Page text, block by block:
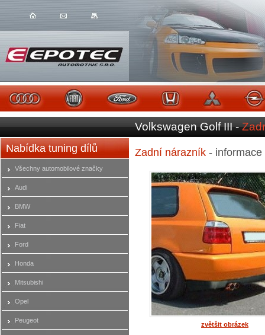
Volkswagen Golf III -
Nabídka tuning dílů
Všechny automobilové značky
Audi
BMW
Fiat
Ford
Honda
Mitsubishi
Opel
Peugeot
Zadní nárazník - informace
zvětšit obrázek